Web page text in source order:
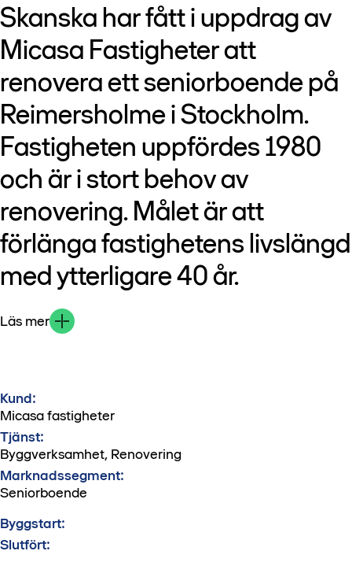
Skanska har fått i uppdrag av
Micasa Fastigheter att
renovera ett seniorboende på
Reimersholme i Stockholm.
Fastigheten uppfördes 1980
och är i stort behov av
renovering. Målet är att
förlänga fastighetens livslängd
med ytterligare 40 år.
Läs mer
Kund:
Micasa fastigheter
Tjänst:
Byggverksamhet, Renovering
Marknadssegment:
Seniorboende
Byggstart:
Slutfört: